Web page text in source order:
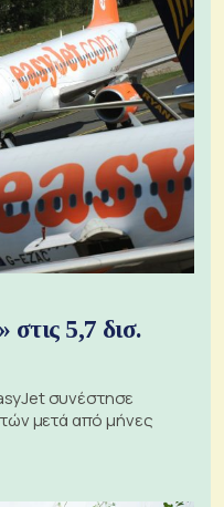
στις 5,7 δισ.
συνέστησε
μετά από μήνες